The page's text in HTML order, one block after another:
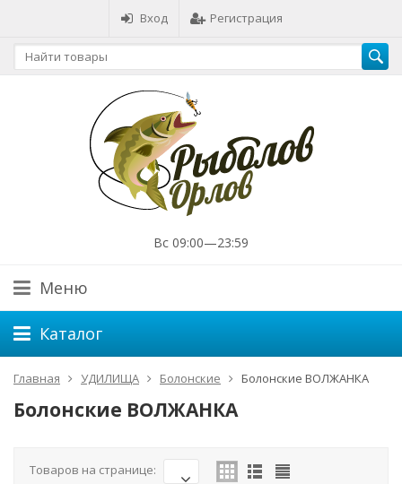
Вход Регистрация
Вс 09:00—23:59
Меню
Каталог
Главная УДИЛИЩА Болонские Болонские ВОЛЖАНКА
Болонские ВОЛЖАНКА
Товаров на странице: